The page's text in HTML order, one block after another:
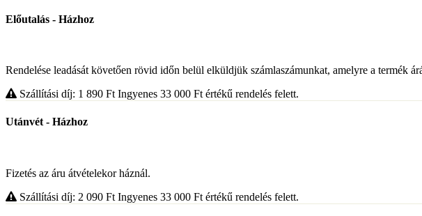
Előutalás - Házhoz
Rendelése leadását követően rövid időn belül elküldjük számlaszámunkat, amelyre a termék
Szállítási díj: 1 890 Ft Ingyenes 33 000 Ft értékű rendelés felett.
Utánvét - Házhoz
Fizetés az áru átvételekor háznál.
Szállítási díj: 2 090 Ft Ingyenes 33 000 Ft értékű rendelés felett.